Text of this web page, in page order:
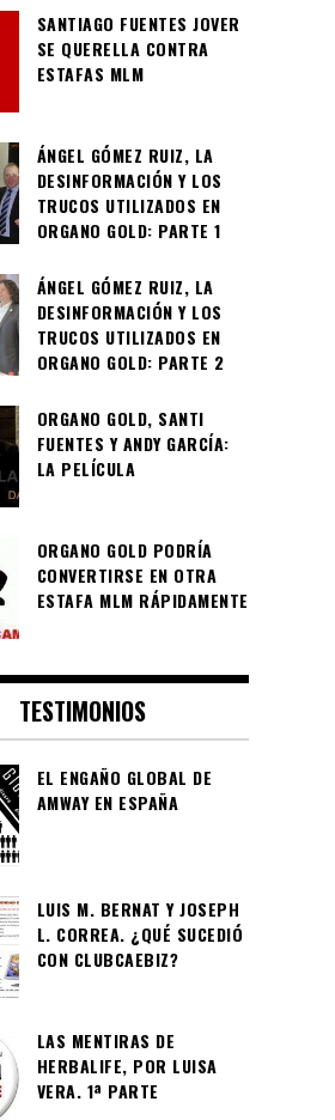
SANTIAGO FUENTES JOVER
SE QUERELLA CONTRA
ESTAFAS MLM
ÁNGEL GÓMEZ RUIZ, LA
DESINFORMACIÓN Y LOS
TRUCOS UTILIZADOS EN
ORGANO GOLD: PARTE 1
ÁNGEL GÓMEZ RUIZ, LA
DESINFORMACIÓN Y LOS
TRUCOS UTILIZADOS EN
ORGANO GOLD: PARTE 2
ORGANO GOLD, SANTI
FUENTES Y ANDY GARCÍA:
LA PELÍCULA
ORGANO GOLD PODRÍA
CONVERTIRSE EN OTRA
ESTAFA MLM RÁPIDAMENTE
TESTIMONIOS
EL ENGAÑO GLOBAL DE
AMWAY EN ESPAÑA
LUIS M. BERNAT Y JOSEPH
L. CORREA. ¿QUÉ SUCEDIÓ
CON CLUBCAEBIZ?
LAS MENTIRAS DE
HERBALIFE, POR LUISA
VERA. 1ª PARTE